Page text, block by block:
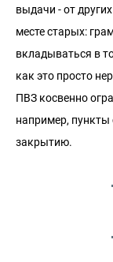
выдачи - от
месте старых:
вкладываться в
как это просто
ПВЗ косвенно
например, пункты
закрытию.